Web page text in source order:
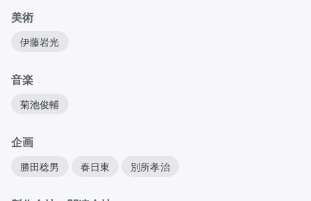
美術
伊藤岩光
音楽
菊池俊輔
企画
勝田稔男 春日東 別所孝治